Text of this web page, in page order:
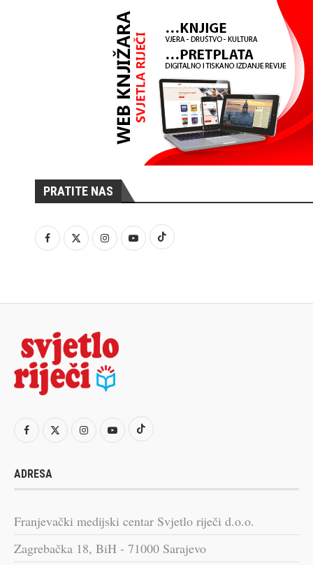
PRATITE NAS
ADRESA
Franjevački medijski centar Svjetlo riječi d.o.o.
Zagrebačka 18, BiH - 71000 Sarajevo